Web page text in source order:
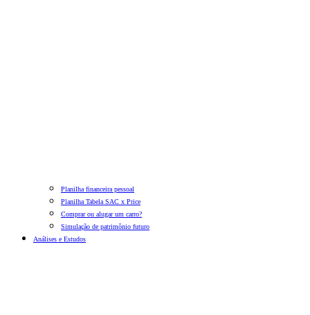
Planilha financeira pessoal
Planilha Tabela SAC x Price
Comprar ou alugar um carro?
Simulação de patrimônio futuro
Análises e Estudos